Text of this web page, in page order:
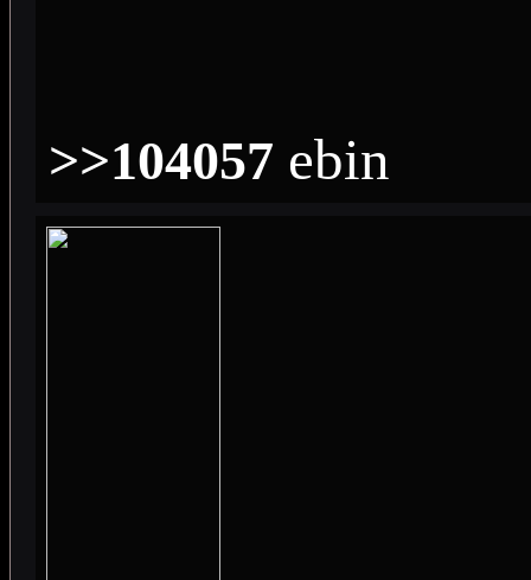
>>104057 ebin